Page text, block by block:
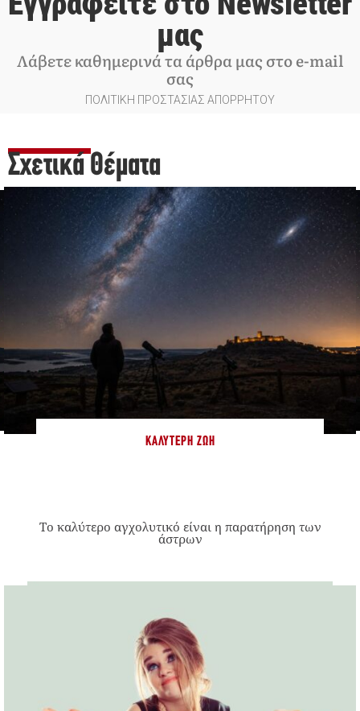
μας
Λάβετε καθημερινά τα άρθρα μας στο e-mail
σας
ΠΟΛΙΤΙΚΗ ΠΡΟΣΤΑΣΙΑΣ ΑΠΟΡΡΗΤΟΥ
Σχετικά Θέματα
ΚΑΛΎΤΕΡΗ ΖΩΉ
Το καλύτερο αγχολυτικό είναι η παρατήρηση των
άστρων